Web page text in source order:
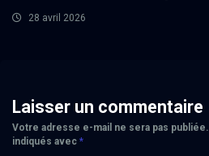
28 avril 2026
Laisser un commentaire
Votre adresse e-mail ne sera pas publiée.
indiqués avec *